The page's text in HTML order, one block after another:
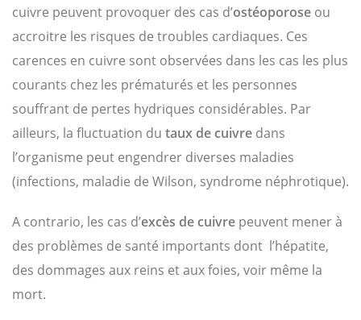
cuivre peuvent provoquer des cas d’ostéoporose ou
accroitre les risques de troubles cardiaques. Ces
carences en cuivre sont observées dans les cas les plus
courants chez les prématurés et les personnes
souffrant de pertes hydriques considérables. Par
ailleurs, la fluctuation du taux de cuivre dans
l’organisme peut engendrer diverses maladies
(infections, maladie de Wilson, syndrome néphrotique).
A contrario, les cas d’excès de cuivre peuvent mener à
des problèmes de santé importants dont l’hépatite,
des dommages aux reins et aux foies, voir même la
mort.